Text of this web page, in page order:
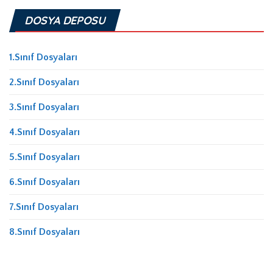
DOSYA DEPOSU
1.Sınıf Dosyaları
2.Sınıf Dosyaları
3.Sınıf Dosyaları
4.Sınıf Dosyaları
5.Sınıf Dosyaları
6.Sınıf Dosyaları
7.Sınıf Dosyaları
8.Sınıf Dosyaları